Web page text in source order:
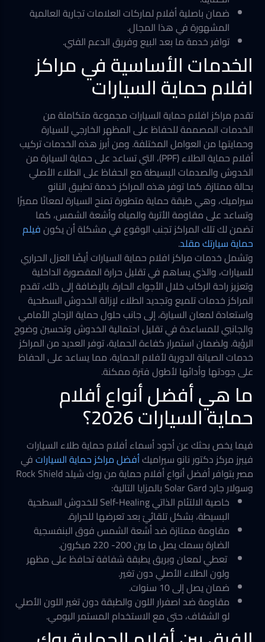
ضمان باصلية أفلام لماركات العلامات تجارية العالمية
المشهورة في هذا المجال.
توافر خدمة ما بعد البيع وفريق الدعم الفني.
الخدمات الأساسية في مراكز
افلام حماية السيارات
تقدم مراكز افلام حماية السيارات مجموعة متكاملة من
الخدمات المصممة للحفاظ على المظهر الخارجي للسيارة
وحمايتها من العوامل المختلفة. ومن أبرز هذه الخدمات تركيب
أفلام حماية الطلاء (PPF)، التي تساعد على حماية السيارة من
الخدوش والصدمات البسيطة مع الحفاظ على الطلاء الأصلي
بحالة ممتازة. كما توفر هذه المراكز خدمة تطبيق النانو
سيراميك، وهي طبقة حماية متطورة تمنح السيارة لمعانًا مميزًا
وتساعد على مقاومة الأتربة والمياه وأشعة الشمس، كما
تضمن لك تلك المراكز تجنب الوقوع في مشكلة أن يكونفيلم
حماية سيارتك مقلد.
وتشمل خدمات مراكز افلام حماية السيارات أيضًا العزل الحراري
للسيارات، والذي يساهم في تقليل حرارة المقصورة الداخلية
وتعزيز راحة الركاب خلال الأجواء الحارة. بالإضافة إلى ذلك، تقدم
المراكز خدمات تلميع وتجديد الطلاء لإزالة الخدوش السطحية
واستعادة لمعان السيارة، إلى جانب حلول حماية الزجاج الأمامي
والجانبي للمساعدة في تقليل احتمالية الخدوش وتحسين وضوح
الرؤية. ولضمان استمرار كفاءة الحماية، توفر العديد من المراكز
خدمات الصيانة الدورية لأفلام الحماية، مما يساعد على الحفاظ
على جودتها وأدائها لأطول فترة ممكنة.
ما هي أفضل أنواع أفلام
حماية السيارات 2026؟
فيما يخص بحثك عن أجود أسماء أفلام حماية طلاء السيارات
فيبرز مركز دكتور نانو سيراميكأفضل مراكز حماية السياراتفي
مصر بتوافر أفضل أنواع أفلام حماية من روك شيلد Rock Shield
وسولار جارد Solar Gard بالمزايا التالية:
خاصية الالتئام الذاتي Self-Healing للخدوش السطحية
البسيطة، بشكل تلقائيً بعد تعرضها للحرارة.
مقاومة ممتازة ضد أشعة الشمس فوق البنفسجية
الضارة بسمك يصل ما بين 200- 220 ميكرون.
تعطي لمعان وبريق يطبقة شفافة تحافظ على مظهر
ولون الطلاء الأصلي دون تغير.
ضمان يصل إلى 10 سنوات.
مقاومة ضد اصفرار اللون والطبقة دون تغير اللون الأصلي
لو الشفاف، حتى مع الاستخدام المستمر اليومي.